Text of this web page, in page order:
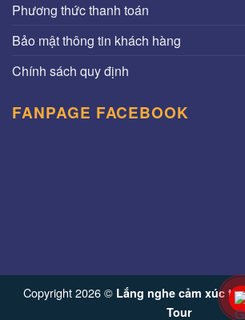
Phương thức thanh toán
Bảo mật thông tin khách hàng
Chính sách quy định
FANPAGE FACEBOOK
Copyright 2026 © Lắng nghe cảm xúc
Tour